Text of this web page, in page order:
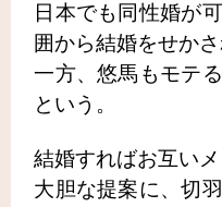
日本でも同性婚が
囲から結婚をせかさ
一方、悠馬もモテ
という。
結婚すればお互いメ
大胆な提案に、切